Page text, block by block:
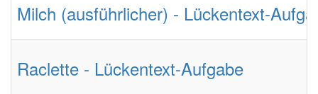
Milch (ausführlicher) - Lückentext-
Raclette - Lückentext-Aufgabe